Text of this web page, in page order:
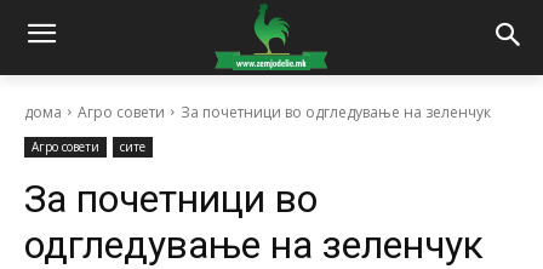
дома Агро совети За почетници во одгледување на зеленчук
Агро совети сите
За почетници во
одгледување на зеленчук